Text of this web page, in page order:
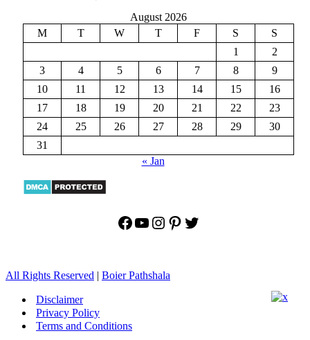
August 2026
M
T W T F S
S
1
2
3
4 5 6 7 8
9
10
11 12 13 14 15
16
17
18 19 20 21 22
23
24
25 26 27 28 29
30
31
« Jan
Facebook
YouTube
Instagram
Pinterest
Twitter
All Rights Reserved | Boier Pathshala
Disclaimer
Privacy Policy
Terms and Conditions